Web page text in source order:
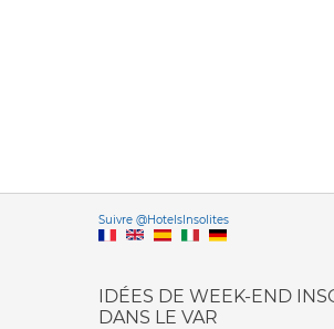
Suivre @HotelsInsolites
IDÉES DE WEEK-END
DANS LE VAR